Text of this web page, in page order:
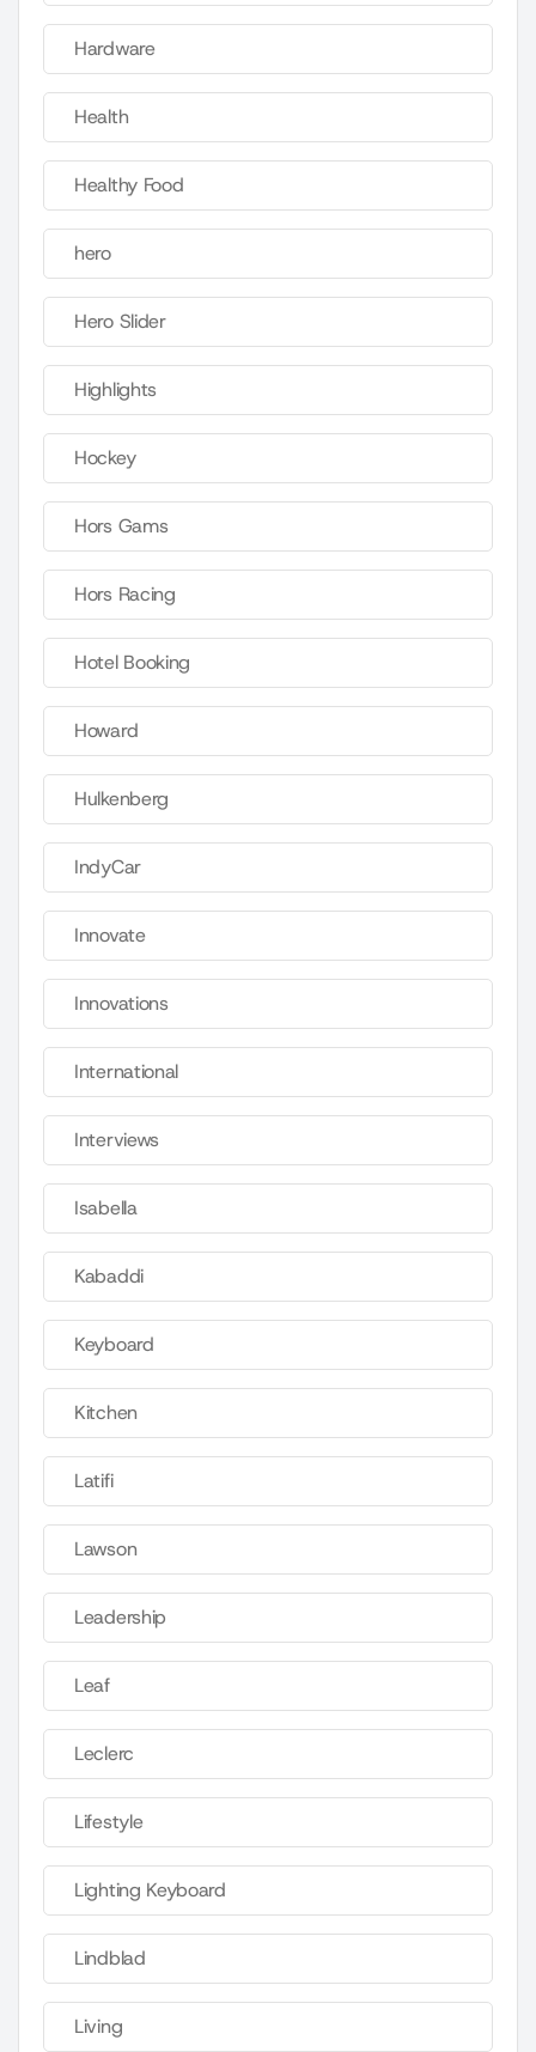
Hardware
Health
Healthy Food
hero
Hero Slider
Highlights
Hockey
Hors Gams
Hors Racing
Hotel Booking
Howard
Hulkenberg
IndyCar
Innovate
Innovations
International
Interviews
Isabella
Kabaddi
Keyboard
Kitchen
Latifi
Lawson
Leadership
Leaf
Leclerc
Lifestyle
Lighting Keyboard
Lindblad
Living